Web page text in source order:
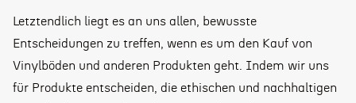
Letztendlich liegt es an uns allen, bewusste
Entscheidungen zu treffen, wenn es um den Kauf von
Vinylböden und anderen Produkten geht. Indem wir uns
für Produkte entscheiden, die ethischen und nachhaltigen